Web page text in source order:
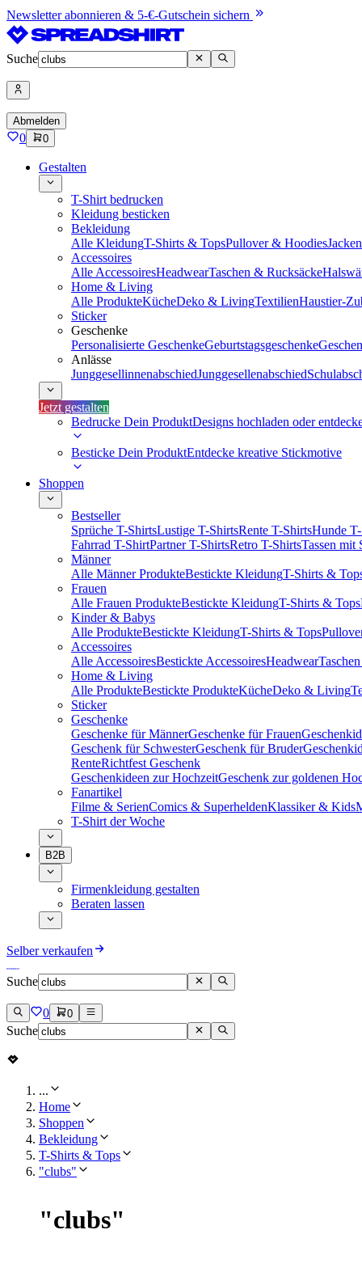
Newsletter abonnieren & 5-€-Gutschein sichern
Suche
Abmelden
0 0
Gestalten
T-Shirt bedrucken
Kleidung besticken
Bekleidung
Alle KleidungT-Shirts & TopsPullover & Hoodies
Accessoires
Alle AccessoiresHeadwearTaschen & Rucksäcke
Home & Living
Alle ProdukteKücheDeko & LivingTextilienHaustier-
Sticker
Geschenke
Personalisierte GeschenkeGeburtstagsgeschenke
Anlässe
JunggesellinnenabschiedJunggesellenabschied
Jetzt gestalten
Bedrucke Dein ProduktDesigns hochladen oder
Besticke Dein ProduktEntdecke kreative Stickmotive
Shoppen
Bestseller
Sprüche T-ShirtsLustige T-ShirtsRente T-ShirtsHunde
Fahrrad T-ShirtPartner T-ShirtsRetro T-ShirtsTassen mit
Männer
Alle Männer ProdukteBestickte KleidungT-Shirts &
Frauen
Alle Frauen ProdukteBestickte KleidungT-Shirts & Tops
Kinder & Babys
Alle ProdukteBestickte KleidungT-Shirts & Tops
Accessoires
Alle AccessoiresBestickte AccessoiresHeadwear
Home & Living
Alle ProdukteBestickte ProdukteKücheDeko & Living
Sticker
Geschenke
Geschenke für MännerGeschenke für Frauen
Geschenk für SchwesterGeschenk für Bruder
RenteRichtfest Geschenk
Geschenkideen zur HochzeitGeschenk zur goldenen
Fanartikel
Filme & SerienComics & SuperheldenKlassiker & Kids
T-Shirt der Woche
B2B
Firmenkleidung gestalten
Beraten lassen
Selber verkaufen
Suche
0 0
Suche
...
Home
Shoppen
Bekleidung
T-Shirts & Tops
"clubs"
"clubs"